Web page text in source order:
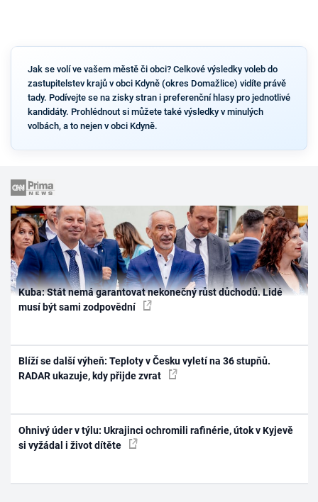
Jak se volí ve vašem městě či obci? Celkové výsledky voleb do
zastupitelstev krajů v obci Kdyně (okres Domažlice) vidíte právě
tady. Podívejte se na zisky stran i preferenční hlasy pro jednotlivé
kandidáty. Prohlédnout si můžete také výsledky v minulých
volbách, a to nejen v obci Kdyně.
Kuba: Stát nemá garantovat nekonečný růst důchodů. Lidé
musí být sami zodpovědní
Blíží se další výheň: Teploty v Česku vyletí na 36 stupňů.
RADAR ukazuje, kdy přijde zvrat
Ohnivý úder v týlu: Ukrajinci ochromili rafinérie, útok v Kyjevě
si vyžádal i život dítěte